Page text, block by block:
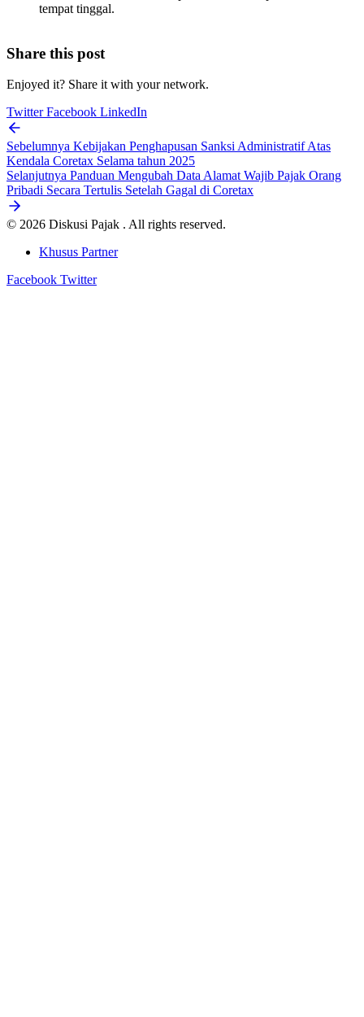
tempat tinggal.
Share this post
Enjoyed it? Share it with your network.
TwitterFacebook LinkedIn
Sebelumnya Kebijakan Penghapusan Sanksi Administratif Atas
Kendala Coretax Selama tahun 2025
Selanjutnya Panduan Mengubah Data Alamat Wajib Pajak Orang
Pribadi Secara Tertulis Setelah Gagal di Coretax
© 2026 Diskusi Pajak . All rights reserved.
Khusus Partner
Facebook Twitter